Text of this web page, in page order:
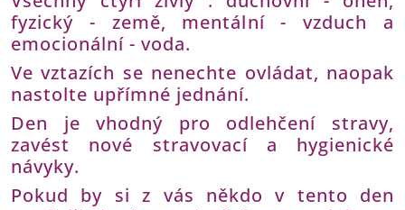
fyzický - země, mentální - vzduch a
emocionální - voda.
Ve vztazích se nenechte ovládat, naopak
nastolte upřímné jednání.
Den je vhodný pro odlehčení stravy,
zavést nové stravovací a hygienické
návyky.
Pokud by si z vás někdo v tento den